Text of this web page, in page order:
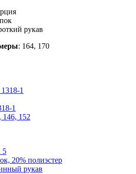
рукав
: 164, 170
1
146, 152
5
20% полиэстер
рукав